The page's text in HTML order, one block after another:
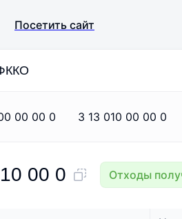
Посетить сайт
00 00 0 3 13 010 00 00 0
00 0 Отходы